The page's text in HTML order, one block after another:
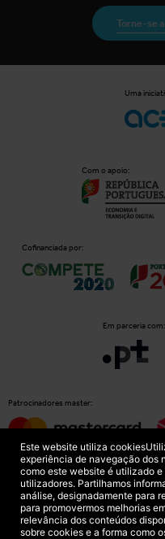
Torne-se
Uma
Com o apoio:
Cofinanciada por:
Em parceria com:
Patrocinadores master:
Patrocinadores
Este website utiliza cookies
experiência de navegação dos
como este website é utilizado
utilizadores. Partilhamos
análise, designadamente para
para promovermos melhorias
relevância dos conteúdos
sobre cookies e a forma como